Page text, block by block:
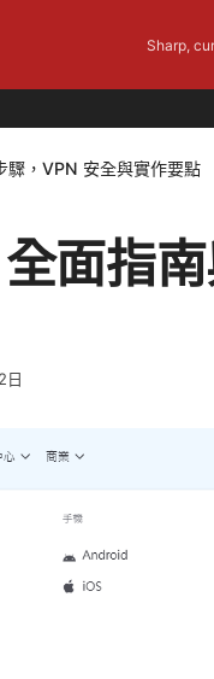
Sharp,
驟，VPN 安全與實作要點
面指南
日